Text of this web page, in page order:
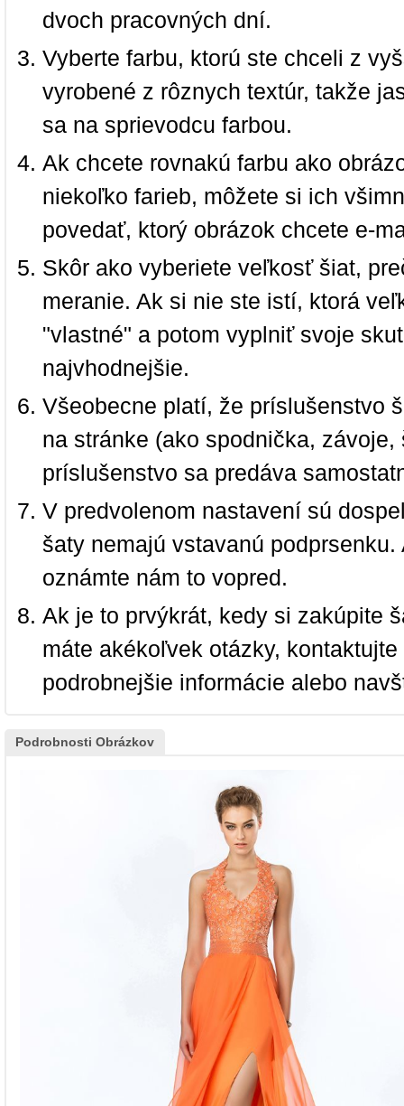
dvoch pracovných dní.
Vyberte farbu, ktorú ste chceli z
vyrobené z rôznych textúr, takže
sa na sprievodcu farbou.
Ak chcete rovnakú farbu ako
niekoľko farieb, môžete si ich
povedať, ktorý obrázok chcete e-
Skôr ako vyberiete veľkosť šiat,
meranie. Ak si nie ste istí, ktorá
"vlastné" a potom vyplniť svoje
najvhodnejšie.
Všeobecne platí, že príslušenstvo
na stránke (ako spodnička,
príslušenstvo sa predáva
V predvolenom nastavení sú
šaty nemajú vstavanú
oznámte nám to vopred.
Ak je to prvýkrát, kedy si zakúpite
máte akékoľvek otázky,
podrobnejšie informácie alebo
Podrobnosti Obrázkov